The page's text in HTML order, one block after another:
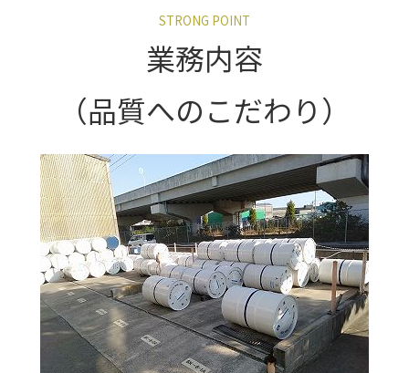
STRONG POINT
業務内容
（品質へのこだわり）